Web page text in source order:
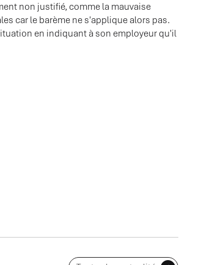
non justifié, comme la mauvaise
car le barème ne s'applique alors pas.
en indiquant à son employeur qu'il